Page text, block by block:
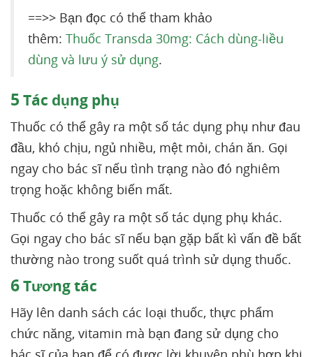
==>> Bạn đọc có thể tham khảo
thêm: Thuốc Transda 30mg: Cách dùng-liều
dùng và lưu ý sử dụng.
5 Tác dụng phụ
Thuốc có thể gây ra một số tác dụng phụ như đau
đầu, khó chịu, ngủ nhiều, mệt mỏi, chán ăn. Gọi
ngay cho bác sĩ nếu tình trạng nào đó nghiêm
trọng hoặc không biến mất.
Thuốc có thể gây ra một số tác dụng phụ khác.
Gọi ngay cho bác sĩ nếu bạn gặp bất kì vấn đề bất
thường nào trong suốt quá trình sử dụng thuốc.
6Tương tác
Hãy lên danh sách các loại thuốc, thực phẩm
chức năng, vitamin mà bạn đang sử dụng cho